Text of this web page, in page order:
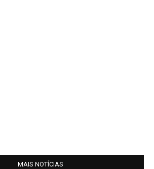
MAIS NOTÍCIAS